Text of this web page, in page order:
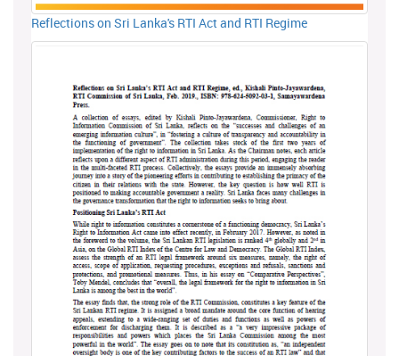
Reflections on Sri Lanka's RTI Act and RTI Regime